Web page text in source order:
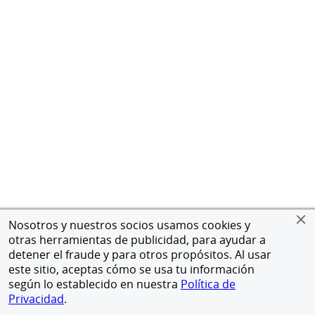
Nosotros y nuestros socios usamos cookies y
otras herramientas de publicidad, para ayudar a
detener el fraude y para otros propósitos. Al usar
este sitio, aceptas cómo se usa tu información
según lo establecido en nuestra Política de
Privacidad.